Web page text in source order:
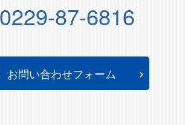
0229-87-6816
お問い合わせフォーム